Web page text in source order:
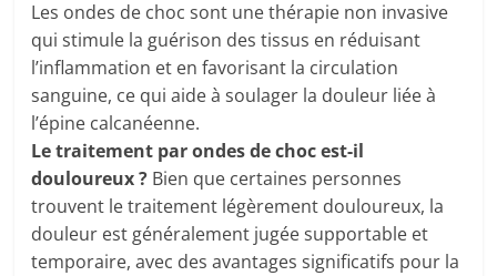
Les ondes de choc sont une thérapie non invasive
qui stimule la guérison des tissus en réduisant
l’inflammation et en favorisant la circulation
sanguine, ce qui aide à soulager la douleur liée à
l’épine calcanéenne.
Le traitement par ondes de choc est-il
douloureux ? Bien que certaines personnes
trouvent le traitement légèrement douloureux, la
douleur est généralement jugée supportable et
temporaire, avec des avantages significatifs pour la